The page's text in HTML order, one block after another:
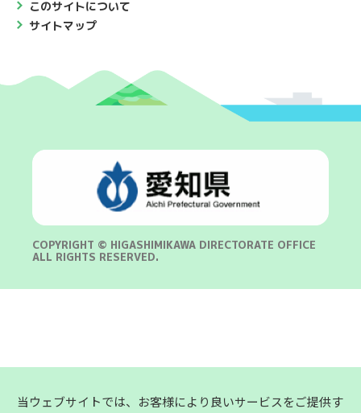
このサイトについて
サイトマップ
COPYRIGHT © HIGASHIMIKAWA DIRECTORATE OFFICE
ALL RIGHTS RESERVED.
当ウェブサイトでは、お客様により良いサービスをご提供す